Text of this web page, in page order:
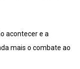
acontecer e a
mais o combate ao